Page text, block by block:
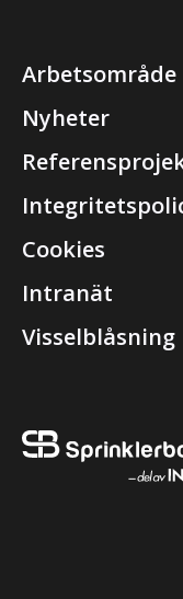
Arbetsområde
Nyheter
Cookies
Intranät
Visselblåsning